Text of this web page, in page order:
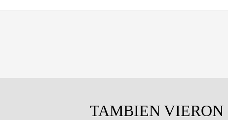
TAMBIEN VIERON